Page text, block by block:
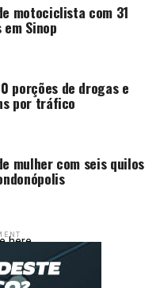
motociclista com 31
Sinop
porções de drogas e
por tráfico
mulher com seis quilos
here